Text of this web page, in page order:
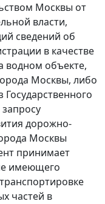
Москвы от
власти,
сведений об
в качестве
водном объекте,
Москвы, либо
дорожно-
Москвы
принимает
имеющего
частей в